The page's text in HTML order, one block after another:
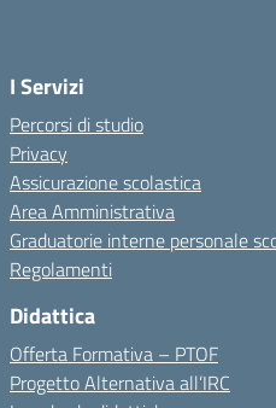
I Servizi
Percorsi di studio
Privacy
Assicurazione scolastica
Area Amministrativa
Graduatorie interne personale
Regolamenti
Didattica
Offerta Formativa – PTOF
Progetto Alternativa all’IRC